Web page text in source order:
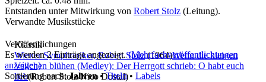
Entstanden unter Mitwirkung von Robert Stolz (Leitung).
Verwandte Musikstücke
Klassik
Wiener Symphoniker, Robert Stolz(1964)Wenn die kleinen
Veilchen blühen (Medley): Der Herrgott schrieb: O habt euch
lieb(Robert Stolz/Nico Dostal)
Veröffentlichungen
Es werden 2 Einträge angezeigt.(Mehrfachveröffentlichungen
anzeigen)
Sortierung nach:Jahren•Titeln• Labels